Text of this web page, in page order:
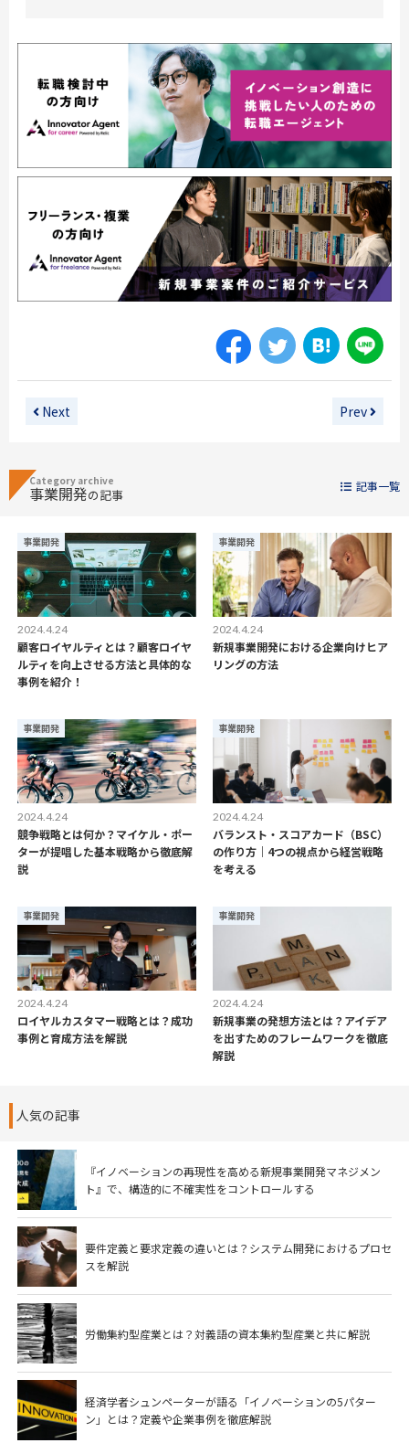
Next Prev
Category archive
事業開発の記事
記事一覧
事業開発
2024.4.24
顧客ロイヤルティとは？顧客ロイヤ
ルティを向上させる方法と具体的な
事例を紹介！
事業開発
2024.4.24
新規事業開発における企業向けヒア
リングの方法
事業開発
2024.4.24
競争戦略とは何か？マイケル・ポー
ターが提唱した基本戦略から徹底解
説
事業開発
2024.4.24
バランスト・スコアカード（BSC）
の作り方｜4つの視点から経営戦略
を考える
事業開発
2024.4.24
ロイヤルカスタマー戦略とは？成功
事例と育成方法を解説
事業開発
2024.4.24
新規事業の発想方法とは？アイデア
を出すためのフレームワークを徹底
解説
人気の記事
『イノベーションの再現性を高める新規事業開発マネジメン
ト』で、構造的に不確実性をコントロールする
要件定義と要求定義の違いとは？システム開発におけるプロセ
スを解説
労働集約型産業とは？対義語の資本集約型産業と共に解説
経済学者シュンペーターが語る「イノベーションの5パター
ン」とは？定義や企業事例を徹底解説